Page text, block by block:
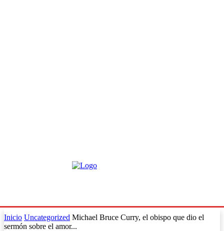
Inicio Uncategorized Michael Bruce Curry, el obispo que dio el
sermón sobre el amor...